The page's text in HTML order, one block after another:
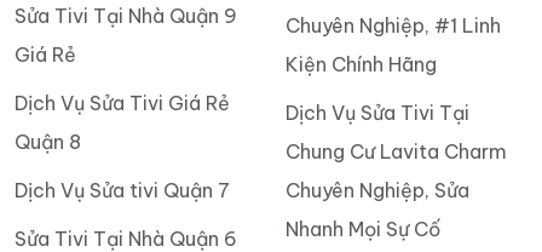
Sửa Tivi Tại Nhà Quận 9
Giá Rẻ
Dịch Vụ Sửa Tivi Giá Rẻ
Quận 8
Dịch Vụ Sửa tivi Quận 7
Sửa Tivi Tại Nhà Quận 6
Chuyên Nghiệp, #1 Linh
Kiện Chính Hãng
Dịch Vụ Sửa Tivi Tại
Chung Cư Lavita Charm
Chuyên Nghiệp, Sửa
Nhanh Mọi Sự Cố